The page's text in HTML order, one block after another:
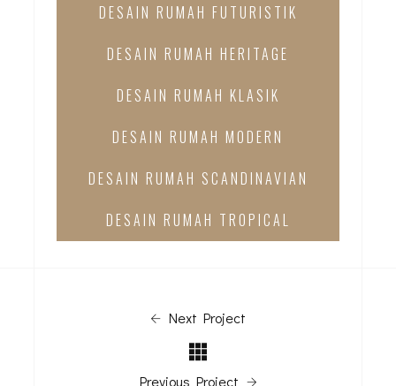
DESAIN RUMAH FUTURISTIK
DESAIN RUMAH HERITAGE
DESAIN RUMAH KLASIK
DESAIN RUMAH MODERN
DESAIN RUMAH SCANDINAVIAN
DESAIN RUMAH TROPICAL
Next Project
Previous Project